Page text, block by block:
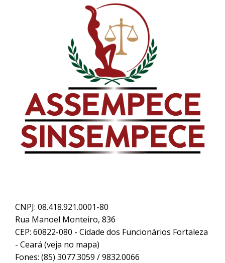
CNPJ: 08.418.921.0001-80
Rua Manoel Monteiro, 836
CEP: 60822-080 - Cidade dos Funcionários Fortaleza
- Ceará (veja no mapa)
Fones: (85) 3077.3059 / 9832.0066